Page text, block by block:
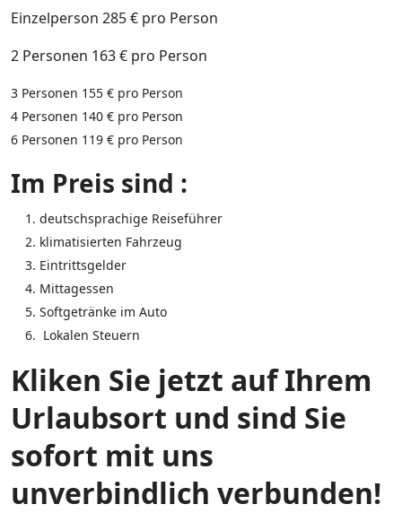
Einzelperson 285 € pro Person
2 Personen 163 € pro Person
3 Personen 155 € pro Person
4 Personen 140 € pro Person
6 Personen 119 € pro Person
Im Preis sind :
deutschsprachige Reiseführer
klimatisierten Fahrzeug
Eintrittsgelder
Mittagessen
Softgetränke im Auto
Lokalen Steuern
Kliken Sie jetzt auf Ihrem
Urlaubsort und sind Sie
sofort mit uns
unverbindlich verbunden!